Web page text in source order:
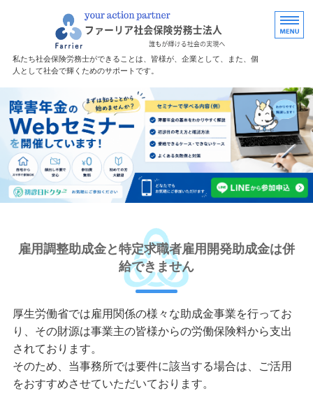
福島で労務・
私たち社会保険労務士ができることは、皆様が、企業として、また、個
人として社会で輝くためのサポートです。
ホーム
障害年金サポート
サポート料金
無料診断
雇用調整助成金と特定求職者雇用開発助成金は併
給できません
厚生労働省では雇用関係の様々な助成金事業を行ってお
り、その財源は事業主の皆様からの労働保険料から支出
されております。
そのため、当事務所では要件に該当する場合は、ご活用
をおすすめさせていただいております。